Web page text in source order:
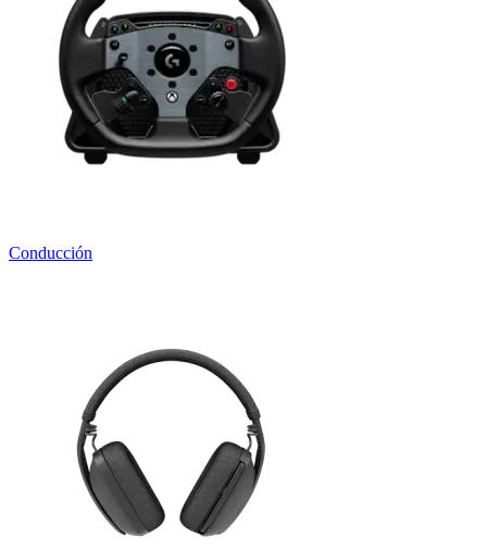
Conducción